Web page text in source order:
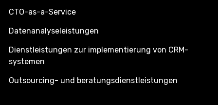
CTO-as-a-Service
Datenanalyseleistungen
Dienstleistungen zur implementierung von CRM-
systemen
Outsourcing- und beratungsdienstleistungen